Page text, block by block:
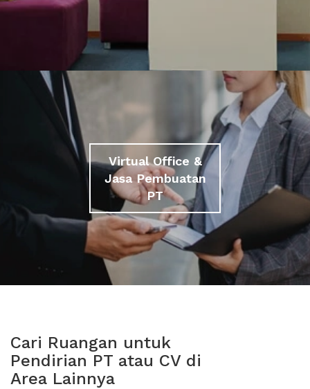
Virtual Office &
Jasa Pembuatan
PT
Cari Ruangan untuk
Pendirian PT atau CV di
Area Lainnya